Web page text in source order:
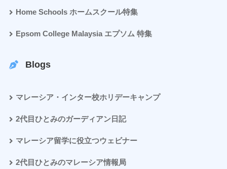
Home Schools ホームスクール特集
Epsom College Malaysia エプソム 特集
Blogs
マレーシア・インター校ホリデーキャンプ
2代目ひとみのガーディアン日記
マレーシア留学に役立つウェビナー
2代目ひとみのマレーシア情報局